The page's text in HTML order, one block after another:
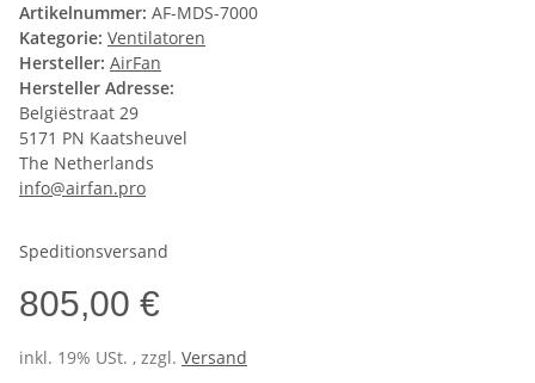
Artikelnummer: AF-MDS-7000
Kategorie: Ventilatoren
Hersteller: AirFan
Hersteller Adresse:
Belgiëstraat 29
5171 PN Kaatsheuvel
The Netherlands
info@airfan.pro
Speditionsversand
805,00 €
inkl. 19% USt. , zzgl. Versand